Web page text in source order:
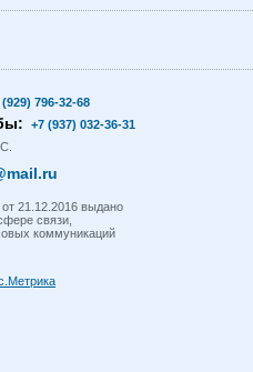
(929) 796-32-68
+7 (937) 032-36-31
21.12.2016 выдано
связи,
коммуникаций